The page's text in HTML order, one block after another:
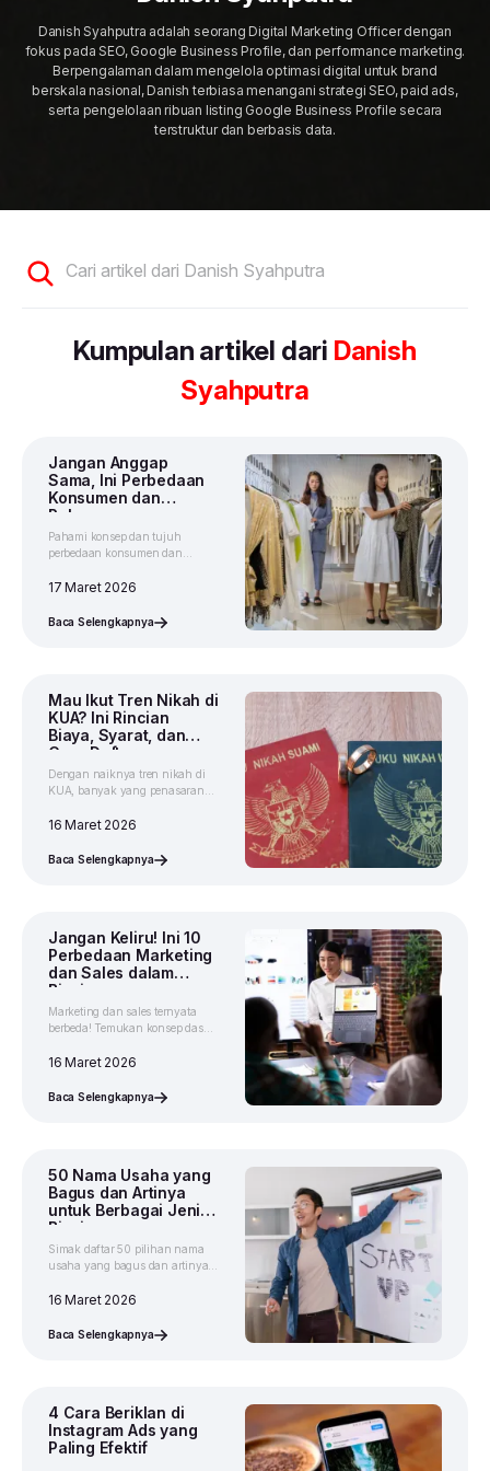
Karir
Malaysia
Masuk
Danish Syahputra adalah seorang Digital Marketing Officer dengan
fokus pada SEO, Google Business Profile, dan performance marketing.
Berpengalaman dalam mengelola optimasi digital untuk brand
berskala nasional, Danish terbiasa menangani strategi SEO, paid ads,
serta pengelolaan ribuan listing Google Business Profile secara
terstruktur dan berbasis data.
Kumpulan artikel dari Danish
Syahputra
Jangan Anggap
Sama, Ini Perbedaan
Konsumen dan
Pelanggan yang
Bisnis Wajib Tahu!
Pahami konsep dan tujuh
perbedaan konsumen dan
lebih mudah merancang strategi
17 Maret 2026
Baca Selengkapnya
Mau Ikut Tren Nikah di
KUA? Ini Rincian
Biaya, Syarat, dan
Cara Daftarnya
Dengan naiknya tren nikah di
KUA, banyak yang penasaran
rincian biayanya, syarat, dan
16 Maret 2026
Baca Selengkapnya
Jangan Keliru! Ini 10
Perbedaan Marketing
dan Sales dalam
Bisnis
Marketing dan sales ternyata
berbeda! Temukan konsep dasar
marketing dan sales demi
16 Maret 2026
Baca Selengkapnya
50 Nama Usaha yang
Bagus dan Artinya
untuk Berbagai Jenis
Bisnis
Simak daftar 50 pilihan nama
usaha yang bagus dan artinya,
berbahasa Inggris agar
16 Maret 2026
Baca Selengkapnya
4 Cara Beriklan di
Instagram Ads yang
Paling Efektif